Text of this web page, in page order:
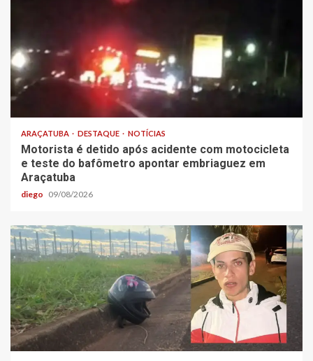
ARAÇATUBA DESTAQUE NOTÍCIAS
Motorista é detido após acidente com motocicleta
e teste do bafômetro apontar embriaguez em
Araçatuba
diego 09/08/2026